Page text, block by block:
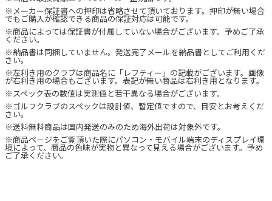
※メーカー保証書への押印は省略させて頂いております。押印が無い場合
でもご購入が確認できる商品の保証対応は可能です。
※商品によっては保証書が付属していない場合がございます。予めご了承
ください。
※納品書は同梱していません。発送完了メールを納品書としてご利用くだ
さい。
※左利き用のクラブは商品名に「レフティー」の記載がございます。画像
が右利き用の場合もございます。表記が無い商品は右利き用となります。
※スペック表の数値は実測値と若干異なる場合がございます。
※ゴルフクラブのスペックは設計値、暫定値ですので、目安とお考えくだ
さい。
※送料無料商品は国内発送のみのため海外出荷は対象外です。
※商品ページをご覧頂いた際にパソコン・モバイル端末のディスプレイ環
境によって、商品の色味が実物と異なって見える場合がございます。予め
ご了承ください。